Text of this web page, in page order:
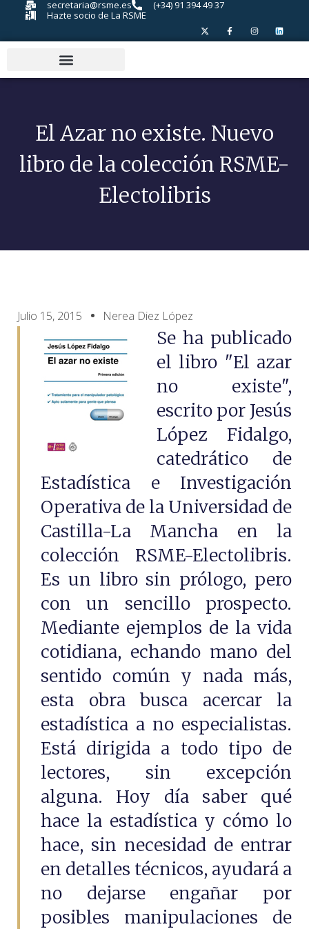
secretaria@rsme.es
(+34) 91 394 49 37
Hazte socio de La RSME
El Azar no existe. Nuevo
libro de la colección RSME-
Electolibris
Julio 15, 2015 Nerea Diez López
Se ha publicado
el libro "El azar
no existe",
escrito por Jesús
López Fidalgo,
catedrático de
Estadística e Investigación
Operativa de la Universidad de
Castilla-La Mancha en la
colección RSME-Electolibris.
Es un libro sin prólogo, pero
con un sencillo prospecto.
Mediante ejemplos de la vida
cotidiana, echando mano del
sentido común y nada más,
esta obra busca acercar la
estadística a no especialistas.
Está dirigida a todo tipo de
lectores, sin excepción
alguna. Hoy día saber qué
hace la estadística y cómo lo
hace, sin necesidad de entrar
en detalles técnicos, ayudará a
no dejarse engañar por
posibles manipulaciones de